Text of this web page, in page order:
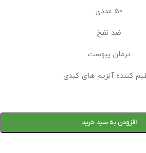
50 عددی
ضد نفخ
درمان یبوست
کننده آنزیم های کبدی
افزودن به سبد خرید